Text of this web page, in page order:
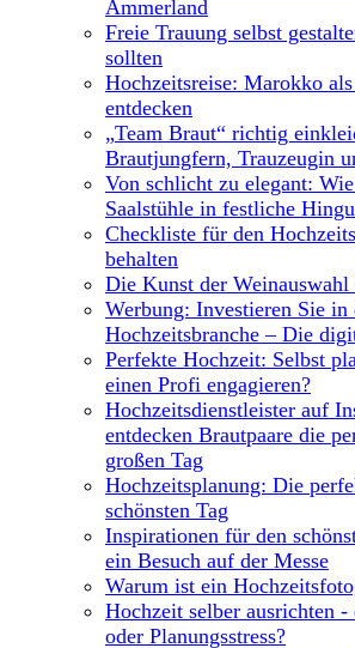
Ammerland
Freie Trauung selbst
sollten
Hochzeitsreise: Marokko
entdecken
„Team Braut“ richtig
Brautjungfern, Trauzeugin
Von schlicht zu elegant:
Saalstühle in festliche
Checkliste für den
behalten
Die Kunst der
Werbung: Investieren Sie
Hochzeitsbranche – Die
Perfekte Hochzeit: Selbst
einen Profi engagieren?
Hochzeitsdienstleister auf
entdecken Brautpaare die
großen Tag
Hochzeitsplanung: Die
schönsten Tag
Inspirationen für den
ein Besuch auf der Messe
Warum ist ein
Hochzeit selber ausrichten
oder Planungsstress?